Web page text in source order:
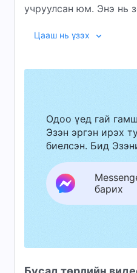
учруулсан юм. Энэ нь
ашигладаг харгис
00:21 ХКН-ын
үнэмшлийг үгүй хийх
12:31 4. Дэлхийн
нөөцийг дайчлах нь
22:10 5. Хурц Нүд
30:26 6.
35:23 7. Хятадын
зогсдог
Цааш нь үзэх
Одоо үед гай
Эзэн эргэн ирэх
биелсэн. Бид
барих